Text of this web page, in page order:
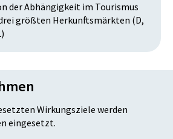
der Abhängigkeit im Tourismus
größten Herkunftsmärkten (D,
Wirkungsziele werden
eingesetzt.